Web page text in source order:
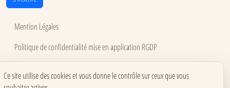
Mention Légales
Politique de confidentialité mise en application RGDP
Ce site utilise des cookies et vous donne le contrôle sur ceux que vous